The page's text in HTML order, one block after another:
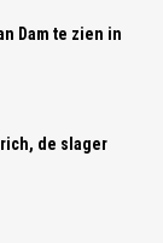
Dam te zien in
de slager